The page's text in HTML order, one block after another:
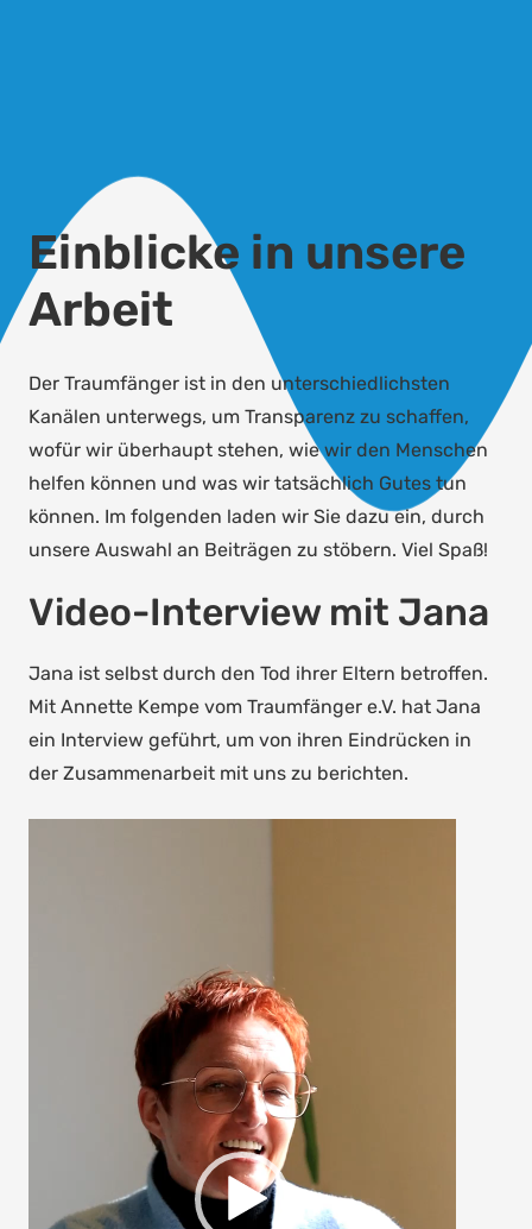
Einblicke in unsere
Arbeit
Der Traumfänger ist in den unterschiedlichsten
Kanälen unterwegs, um Transparenz zu schaffen,
wofür wir überhaupt stehen, wie wir den Menschen
helfen können und was wir tatsächlich Gutes tun
können. Im folgenden laden wir Sie dazu ein, durch
unsere Auswahl an Beiträgen zu stöbern. Viel Spaß!
Video-Interview mit Jana
Jana ist selbst durch den Tod ihrer Eltern betroffen.
Mit Annette Kempe vom Traumfänger e.V. hat Jana
ein Interview geführt, um von ihren Eindrücken in
der Zusammenarbeit mit uns zu berichten.